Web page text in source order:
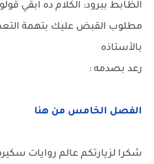
الظابط ببرود: الكلام ده ابقي
مطلوب القبض عليك بتهمة
بالأستاذه
رعد بصدمه :
الفصل الخامس من هنا
شكرا لزيارتكم عالم روايات